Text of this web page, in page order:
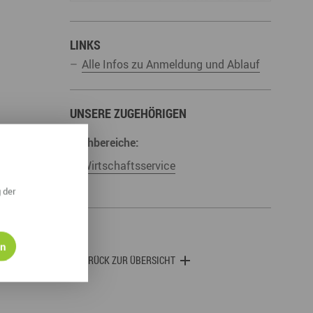
LINKS
Alle Infos zu Anmeldung und Ablauf
UNSERE ZUGEHÖRIGEN
Fachbereiche:
Wirtschaftsservice
ZURÜCK ZUR ÜBERSICHT
der